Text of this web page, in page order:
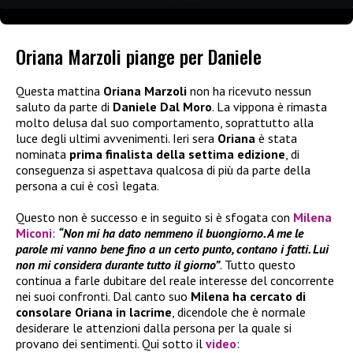
Oriana Marzoli piange per Daniele
Questa mattina Oriana Marzoli non ha ricevuto nessun
saluto da parte di Daniele Dal Moro. La vippona è rimasta
molto delusa dal suo comportamento, soprattutto alla
luce degli ultimi avvenimenti. Ieri sera Oriana è stata
nominata prima finalista della settima edizione, di
conseguenza si aspettava qualcosa di più da parte della
persona a cui è così legata.
Questo non è successo e in seguito si è sfogata con Milena
Miconi: “Non mi ha dato nemmeno il buongiorno. A me le
parole mi vanno bene fino a un certo punto, contano i fatti. Lui
non mi considera durante tutto il giorno”. Tutto questo
continua a farle dubitare del reale interesse del concorrente
nei suoi confronti. Dal canto suo Milena ha cercato di
consolare Oriana in lacrime, dicendole che è normale
desiderare le attenzioni dalla persona per la quale si
provano dei sentimenti. Qui sotto il video: